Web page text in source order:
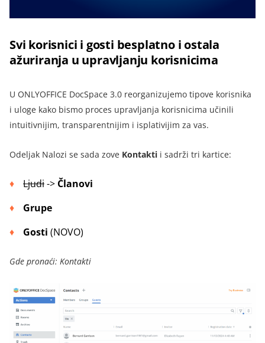
Svi korisnici i gosti besplatno i ostala
ažuriranja u upravljanju korisnicima
U ONLYOFFICE DocSpace 3.0 reorganizujemo tipove korisnika
i uloge kako bismo proces upravljanja korisnicima učinili
intuitivnijim, transparentnijim i isplativijim za vas.
Odeljak Nalozi se sada zove Kontakti i sadrži tri kartice:
Ljudi-> Članovi
Grupe
Gosti (NOVO)
Gde pronaći: Kontakti